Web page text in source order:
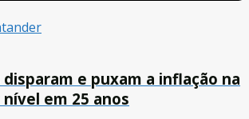
e puxam a inflação na
nível em 25 anos